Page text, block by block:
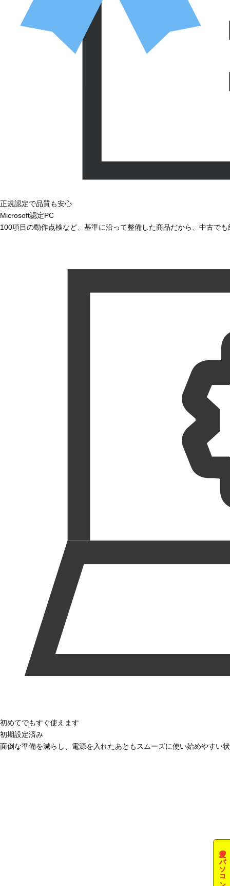
夏のパソコン祭
正規認定で品質も安心
Microsoft認定PC
100項目の動作点検など、基準に沿って整備した商品だから、中古で
初めてでもすぐ使えます
初期設定済み
面倒な準備を減らし、電源を入れたあともスムーズに使い始めやすい